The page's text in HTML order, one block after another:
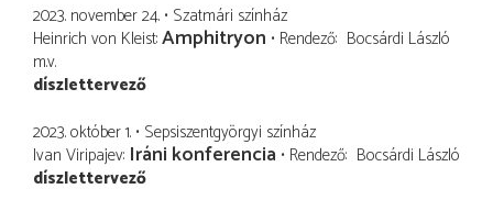
2023. november 24. Szatmári színház
Heinrich von Kleist Amphitryon Rendező Bocsárdi László
m.v.
díszlettervező
2023. október 1. Sepsiszentgyörgyi színház
Ivan Viripajev Iráni konferencia Rendező Bocsárdi László
díszlettervező